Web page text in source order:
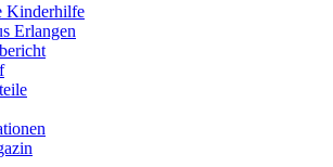
Kinderhilfe
Erlangen